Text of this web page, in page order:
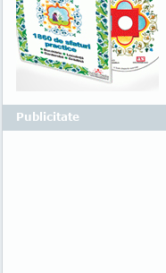
Publicitate